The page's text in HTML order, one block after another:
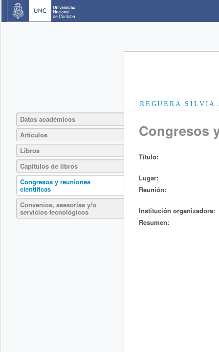
REGUERA SILVIA
Datos académicos
Artículos
Libros
Capítulos de libros
Congresos y reuniones
científicas
Convenios, asesorías y/o
servicios tecnológicos
Congresos
Título:
Lugar:
Reunión:
Institución organizadora:
Resumen: